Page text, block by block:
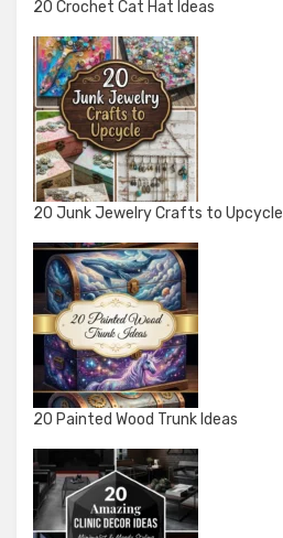
20 Crochet Cat Hat Ideas
20 Junk Jewelry Crafts to Upcycle
20 Painted Wood Trunk Ideas